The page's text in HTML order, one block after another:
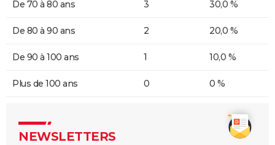
De 70 à 80 ans 3 30,0 %
De 80 à 90 ans 2 20,0 %
De 90 à 100 ans 1 10,0 %
Plus de 100 ans 0 0 %
NEWSLETTERS